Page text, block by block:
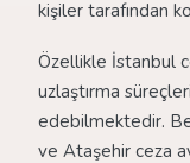
kişiler tarafından
Özellikle İstanbul
uzlaştırma
edebilmektedir.
ve Ataşehir ceza